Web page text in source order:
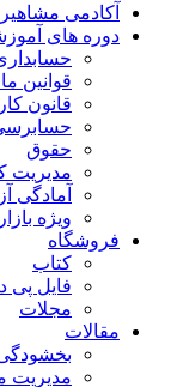
آکادمی مشاهیر
دوره های
قوانین
قانون
حقوق
مدیریت
آمادگی
ویژه
فروشگاه
کتاب
فایل پی
مجلات
مقالات
مدیریت